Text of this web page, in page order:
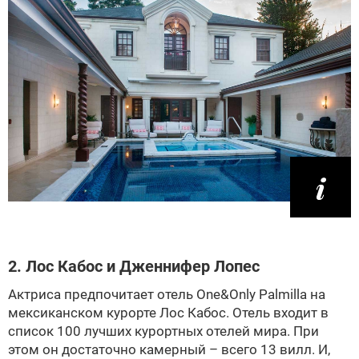
2. Лос Кабос и Дженнифер Лопес
Актриса предпочитает отель One&Only Palmilla на
мексиканском курорте Лос Кабос. Отель входит в
список 100 лучших курортных отелей мира. При
этом он достаточно камерный – всего 13 вилл. И,